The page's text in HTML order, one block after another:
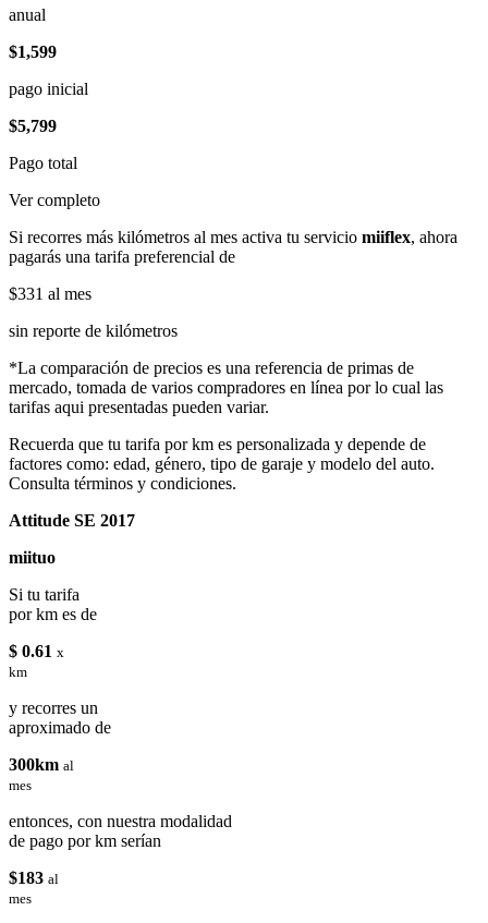
anual
$1,599
pago inicial
$5,799
Pago total
Ver completo
Si recorres más kilómetros al mes activa tu servicio miiflex, ahora
pagarás una tarifa preferencial de
$331 al mes
sin reporte de kilómetros
*La comparación de precios es una referencia de primas de
mercado, tomada de varios compradores en línea por lo cual las
tarifas aqui presentadas pueden variar.
Recuerda que tu tarifa por km es personalizada y depende de
factores como: edad, género, tipo de garaje y modelo del auto.
Consulta términos y condiciones.
Attitude SE 2017
miituo
Si tu tarifa
por km es de
$ 0.61 x
km
y recorres un
aproximado de
300km al
mes
entonces, con nuestra modalidad
de pago por km serían
$183 al
mes